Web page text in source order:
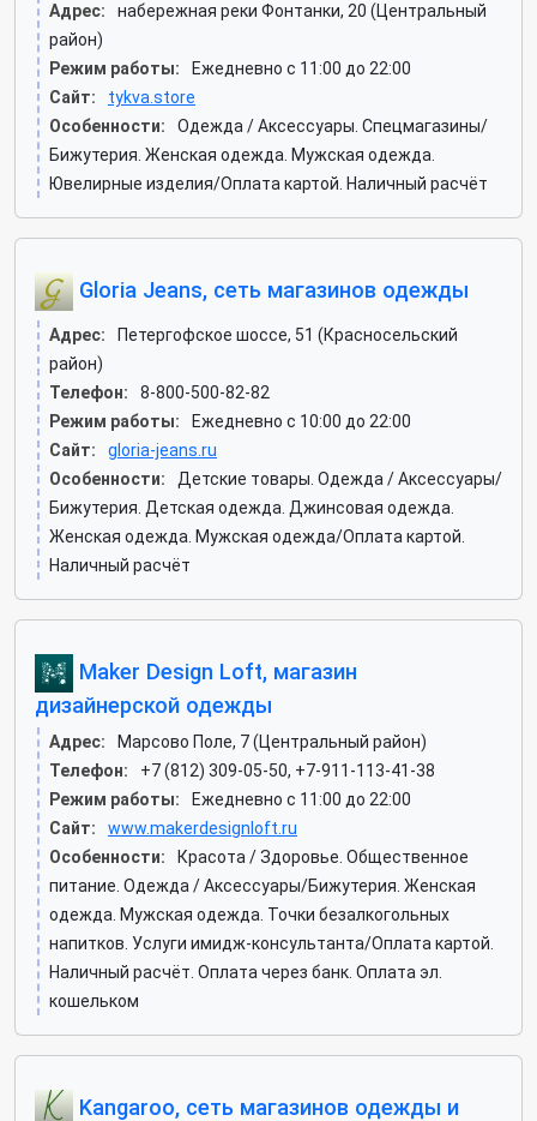
Адрес:
набережная реки Фонтанки, 20 (Центральный
район)
Режим работы:
Ежедневно с 11:00 до 22:00
Сайт:
tykva.store
Особенности:
Одежда / Аксессуары. Спецмагазины/
Бижутерия. Женская одежда. Мужская одежда.
Ювелирные изделия/Оплата картой. Наличный расчёт
Gloria Jeans, сеть магазинов одежды
Адрес:
Петергофское шоссе, 51 (Красносельский
район)
Телефон:
8-800-500-82-82
Режим работы:
Ежедневно с 10:00 до 22:00
Сайт:
gloria-jeans.ru
Особенности:
Детские товары. Одежда / Аксессуары/
Бижутерия. Детская одежда. Джинсовая одежда.
Женская одежда. Мужская одежда/Оплата картой.
Наличный расчёт
Maker Design Loft, магазин
дизайнерской одежды
Адрес:
Марсово Поле, 7 (Центральный район)
Телефон:
+7 (812) 309-05-50, +7-911-113-41-38
Режим работы:
Ежедневно с 11:00 до 22:00
Сайт:
www.makerdesignloft.ru
Особенности:
Красота / Здоровье. Общественное
питание. Одежда / Аксессуары/Бижутерия. Женская
одежда. Мужская одежда. Точки безалкогольных
напитков. Услуги имидж-консультанта/Оплата картой.
Наличный расчёт. Оплата через банк. Оплата эл.
кошельком
Kangaroo, сеть магазинов одежды и